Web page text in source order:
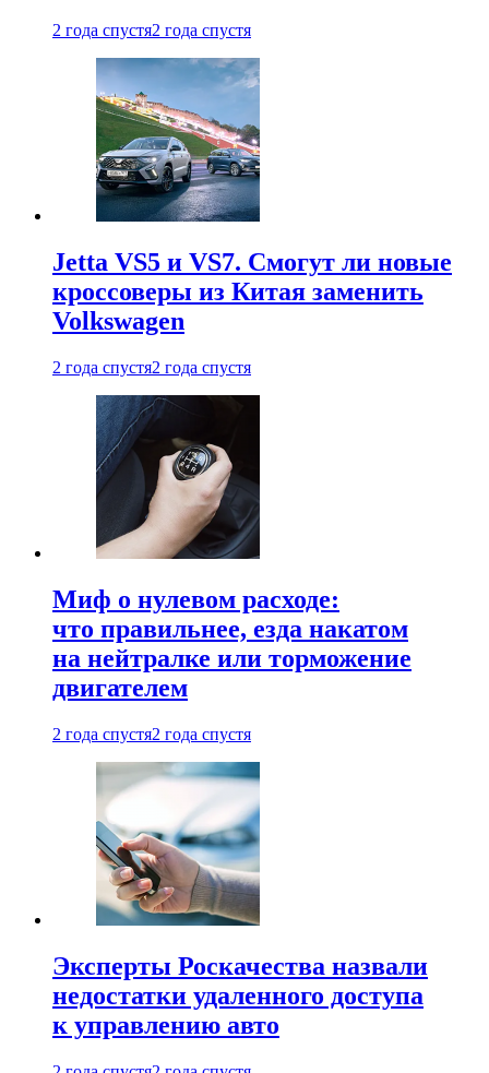
2 года спустя2 года спустя
Jetta VS5 и VS7. Смогут ли новые
кроссоверы из Китая заменить
Volkswagen
2 года спустя2 года спустя
Миф о нулевом расходе:
что правильнее, езда накатом
на нейтралке или торможение
двигателем
2 года спустя2 года спустя
Эксперты Роскачества назвали
недостатки удаленного доступа
к управлению авто